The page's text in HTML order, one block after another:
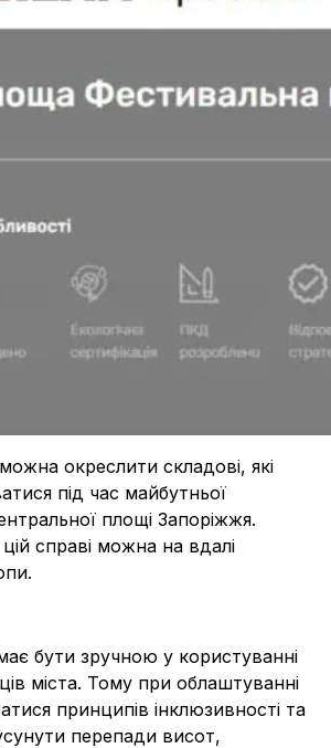
окреслити складові, які
під час майбутньої
площі Запоріжжя.
справі можна на вдалі
бути зручною у користуванні
міста. Тому при облаштуванні
принципів інклюзивності та
перепади висот,